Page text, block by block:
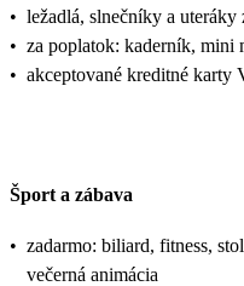
• ležadlá, slnečníky a uteráky
• za poplatok: kaderník, mini
• akceptované kreditné karty
Šport a zábava
• zadarmo: biliard, fitness,
večerná animácia